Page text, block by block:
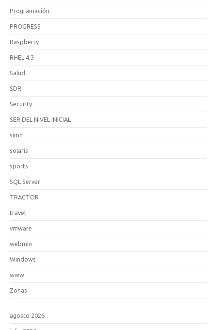
Programación
PROGRESS
Raspberry
RHEL 4.3
Salud
SDR
Security
SER DEL NIVEL INICIAL
simh
solaris
sports
SQL Server
TRACTOR
travel
vmware
webmin
Windows
www
Zonas
agosto 2026